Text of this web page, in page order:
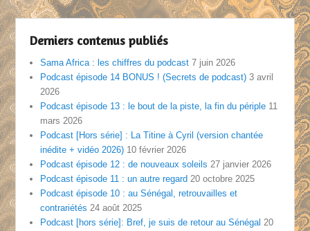
Derniers contenus publiés
Sama Africa : les chiffres du podcast 7 juin 2026
Podcast épisode 14 BONUS ! (Secrets de podcast) 3 avril
2026
Podcast épisode 13 : le bout de la piste, la fin du périple 11
mars 2026
Podcast [Hors série] : La Titine à Cyril (version chantée
inédite + vidéo 2026) 10 février 2026
Podcast épisode 12 : de nouveaux soleils 27 janvier 2026
Podcast épisode 11 : un autre regard 20 octobre 2025
Podcast épisode 10 : au Sénégal, retrouvailles et
contrariétés 24 août 2025
Podcast [hors série]: Bref, je suis de retour au Sénégal 20